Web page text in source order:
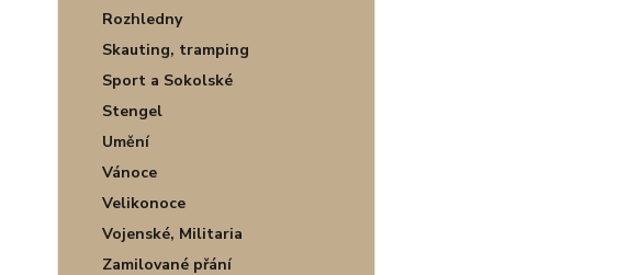
Rozhledny
Skauting, tramping
Sport a Sokolské
Stengel
Umění
Vánoce
Velikonoce
Vojenské, Militaria
Zamilované přání